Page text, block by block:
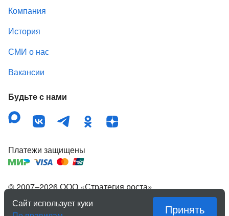
Компания
История
СМИ о нас
Вакансии
Будьте с нами
© 2007–2026ООО «Стратегия роста»,
зарегистрированный товарный знак «Квартирка».
Правовая информация
Платежи защищены
Сайт использует куки
Принять